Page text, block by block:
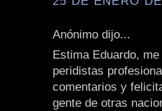
Anónimo dijo...
Estima Eduardo,
peridistas
comentarios y
gente de otras